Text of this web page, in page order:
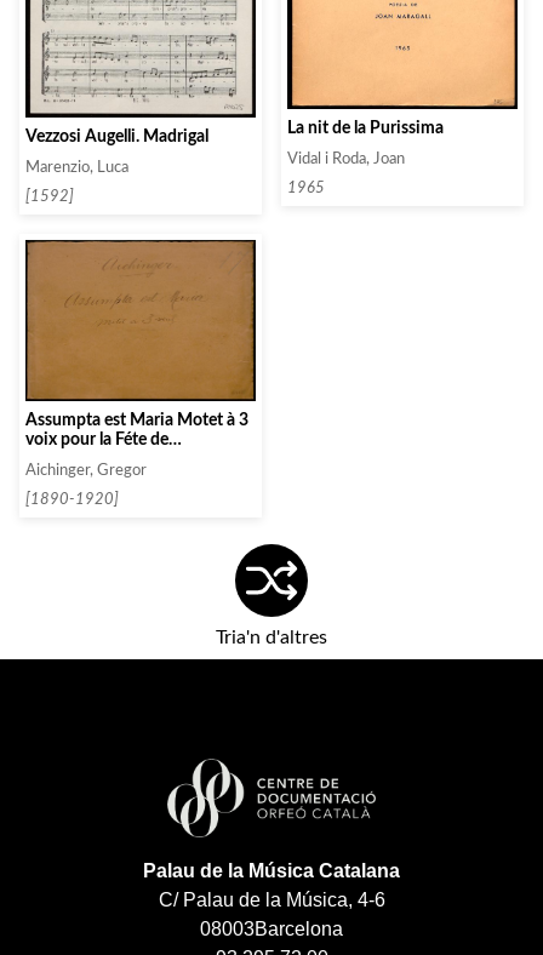
Vezzosi Augelli. Madrigal
Marenzio, Luca
[1592]
La nit de la Purissima
Vidal i Roda, Joan
1965
Assumpta est Maria Motet à 3
voix pour la Féte de
l’Assomption de la T. S. Vierge
Aichinger, Gregor
[1890-1920]
Tria'n d'altres
Palau de la Música Catalana
C/ Palau de la Música, 4-6
08003Barcelona